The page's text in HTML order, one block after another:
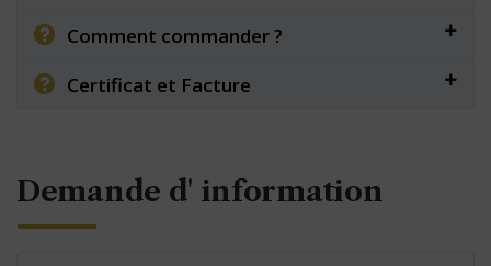
Comment commander ?
Certificat et Facture
Demande d' information